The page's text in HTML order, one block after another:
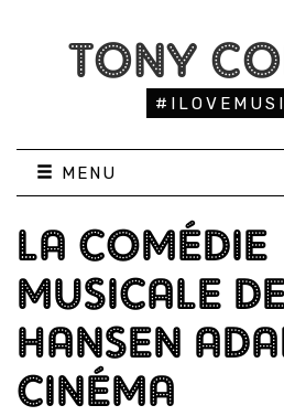
TONY
MENU
LA COMÉDIE
MUSICALE
HANSEN
CINÉMA